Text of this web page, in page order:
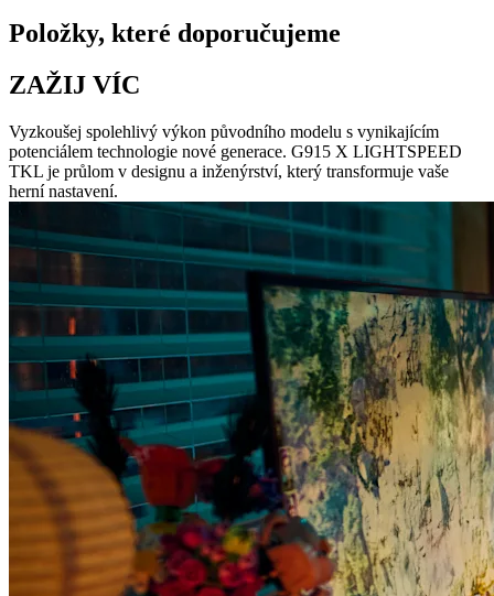
Položky, které doporučujeme
ZAŽIJ VÍC
Vyzkoušej spolehlivý výkon původního modelu s vynikajícím
potenciálem technologie nové generace. G915 X LIGHTSPEED
TKL je průlom v designu a inženýrství, který transformuje vaše
herní nastavení.